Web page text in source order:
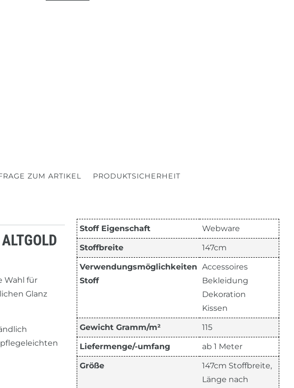
ZUM ARTIKEL PRODUKTSICHERHEIT
1
Wahl für
Glanz
Stoff Eigenschaft Webware
Stoffbreite 147cm
Verwendungsmöglichkeiten
Stoff
Accessoires
Bekleidung
Dekoration
Kissen
Gewicht Gramm/m² 115
Liefermenge/-umfang ab 1 Meter
Größe
147cm Stoffbreite,
Länge nach